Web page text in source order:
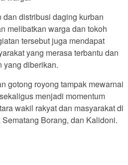
distribusi daging kurban
melibatkan warga dan tokoh
tersebut juga mendapat
yang merasa terbantu dan
yang diberikan.
gotong royong tampak mewarnai
menjadi momentum
wakil rakyat dan masyarakat di
Borang, dan Kalidoni.